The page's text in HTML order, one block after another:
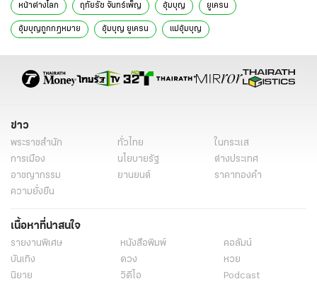
หน้าต่างโลก ฤทัยรัช จันทร์เพ็ญ อุ้มบุญ ยูเครน
อุ้มบุญถูกกฎหมาย อุ้มบุญ ยูเครน แม่อุ้มบุญ
ข่าว
พระราชสำนัก ทั่วไทย
ในกระแส
การเมือง
นโยบายรัฐ
ต่างประเทศ
อาชญากรรม
ยานยนต์
ราคาทองคำ
ความยั่งยืน
เนื้อหาที่น่าสนใจ
รายงานพิเศษ หนังสือพิมพ์
คอลัมน์
บันเทิง
ดวง
หวย
นิยาย
วิดีโอ
Podcast